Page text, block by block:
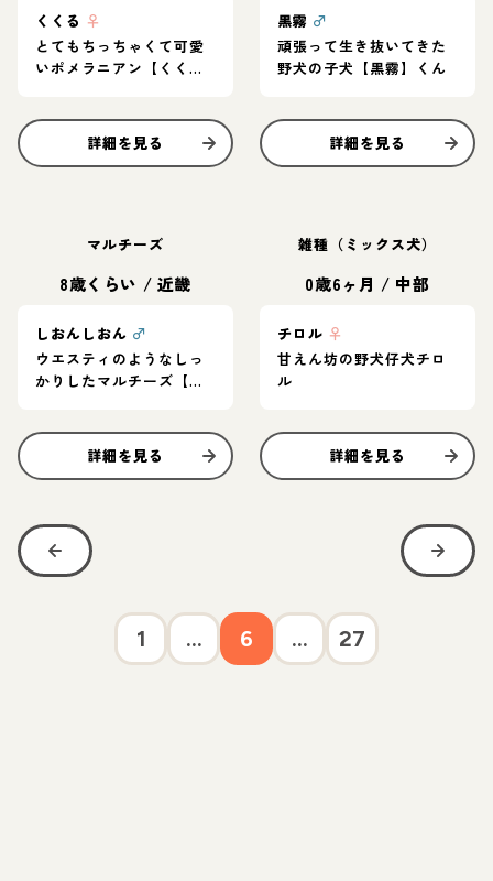
くくる ♀
とてもちっちゃくて可愛
いポメラニアン【くく
詳細を見る
黒霧 ♂
頑張って生き抜いてきた
野犬の子犬【黒霧】くん
詳細を見る
マルチーズ
8歳くらい / 近畿
しおんしおん ♂
ウエスティのようなしっ
かりしたマルチーズ【し
詳細を見る
雑種（ミックス犬）
0歳6ヶ月 / 中部
チロル ♀
甘えん坊の野犬仔犬チロ
ル
詳細を見る
1 ... 6 ... 27